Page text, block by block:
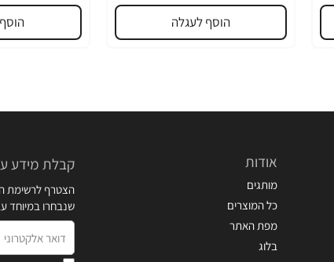
הוסף לעגלה
אודות
מותגים
כל המוצרים
מפת האתר
בלוג
קבלת מידע
הצטרף לרשימת
שנבחרו במיוחד
אלקטרוני